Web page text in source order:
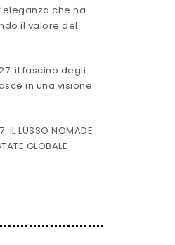
che ha
il valore del
il fascino degli
in una visione
IL LUSSO NOMADE
GLOBALE